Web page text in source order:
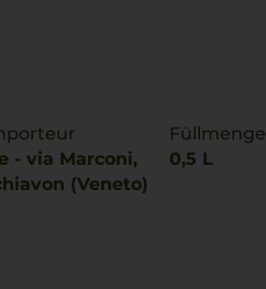
- via Marconi,
(Veneto)
Füllmenge
0,5 L